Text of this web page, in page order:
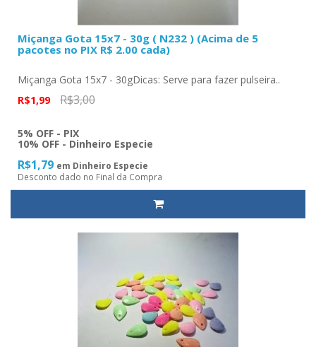
Miçanga Gota 15x7 - 30g ( N232 ) (Acima de 5
pacotes no PIX R$ 2.00 cada)
Miçanga Gota 15x7 - 30gDicas: Serve para fazer pulseira..
R$1,99
R$3,00
5% OFF - PIX
10% OFF - Dinheiro Especie
R$1,79 em Dinheiro Especie
Desconto dado no Final da Compra